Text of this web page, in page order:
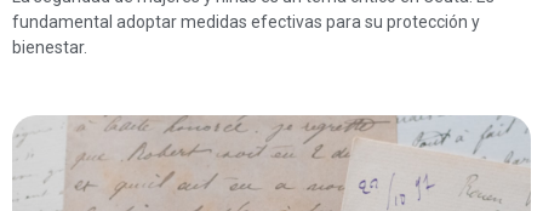
fundamental adoptar medidas efectivas para su protección y
bienestar.